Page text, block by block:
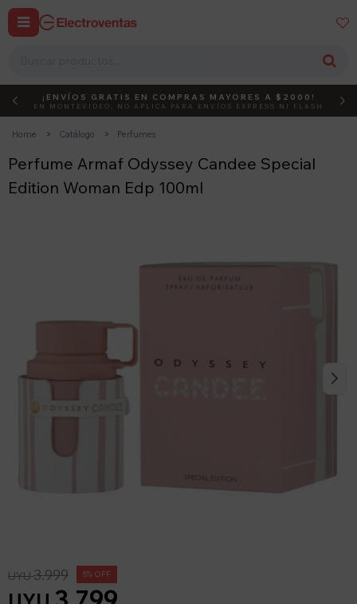
 
DEBUT ACTIVÁ EL CÓDIGO
¡ENVÍOS GRATIS EN COMPRAS MAYORES A $2000!
EN MONTEVIDEO, NO APLICA PARA ENVÍOS EXPRESS NI FLASH
Home Catálogo Perfumes
Perfume Armaf Odyssey Candee Special
Edition Woman Edp 100ml
UYU3.999 5